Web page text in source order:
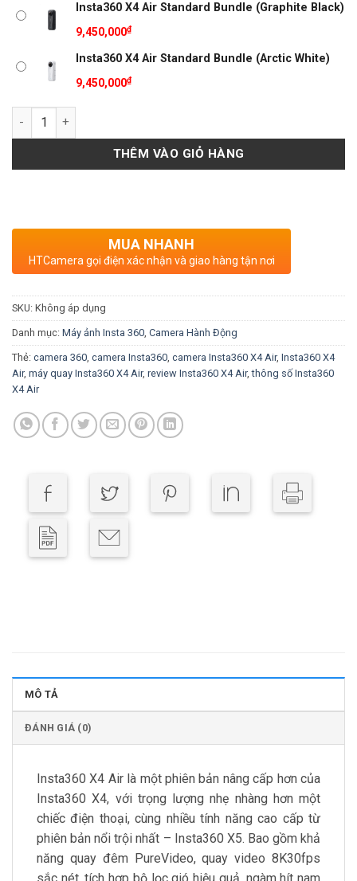
Insta360 X4 Air Standard Bundle (Graphite Black)
9,450,000₫
Insta360 X4 Air Standard Bundle (Arctic White)
9,450,000₫
Số lượng
THÊM VÀO GIỎ HÀNG
MUA NHANH
HTCamera gọi điện xác nhận và giao hàng tận nơi
SKU: Không áp dụng
Danh mục: Máy ảnh Insta 360, Camera Hành Động
Thẻ: camera 360, camera Insta360, camera Insta360 X4 Air, Insta360 X4
Air, máy quay Insta360 X4 Air, review Insta360 X4 Air,thông số Insta360
X4 Air
MÔ TẢ
ĐÁNH GIÁ (0)
Insta360 X4 Air là một phiên bản nâng cấp hơn của
Insta360 X4, với trọng lượng nhẹ nhàng hơn một
chiếc điện thoại, cùng nhiều tính năng cao cấp từ
phiên bản nổi trội nhất – Insta360 X5. Bao gồm khả
năng quay đêm PureVideo, quay video 8K30fps